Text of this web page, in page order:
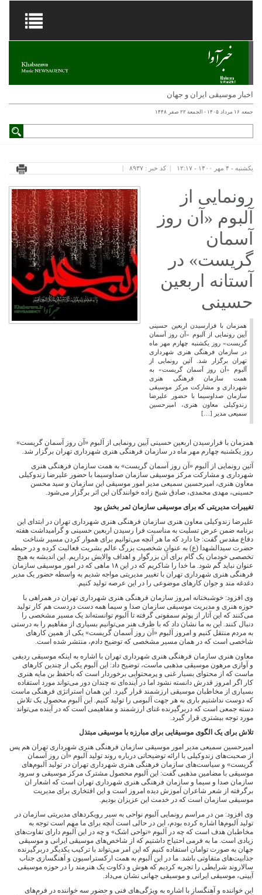
اخبار موسیقی ایران و جهان
جمعه ۱۶ مرداد ۱۴۰۵ - الجمعة ۲۲ صفر ۱۴۴۸
یکشنبه - ۴ مهر ۱۴۰۰ - ۱۲:۱۷ کد خبر : ۸۹۳۷
رونمایی از
آلبوم «آن روز
آسمان
گریست» در
آستانه اربعین
حسینی
همزمان با فرارسیدن اربعین حسینی
آیین رونمایی از آلبوم «آن روز آسمان
گریست» روز یکشنبه چهارم مهر ماه
در سازمان فرهنگی هنری شهرداری
تهران برگزار شد. آئین رونمایی از
آلبوم «آن روز آسمان گریست» به
همت سازمان فرهنگی هنری
شهرداری و مشارکت مرکز موسیقی
سازمان صداوسیما با حضور علیرضا
زندوکیلی معاون هنری، امیرحسین
سمیعی مدیر […]
همزمان با فرارسیدن اربعین حسینی آیین رونمایی از آلبوم «آن روز آسمان گریست»
روز یکشنبه چهارم مهر ماه در سازمان فرهنگی هنری شهرداری تهران برگزار شد.
آئین رونمایی از آلبوم «آن روز آسمان گریست» به همت سازمان فرهنگی هنری
شهرداری و مشارکت مرکز موسیقی سازمان صداوسیما با حضور علیرضا زندوکیلی
معاون هنری، امیرحسین سمیعی مدیر امور موسیقی این سازمان و سید محسن
حسینی، مهدی محمدی، صادق شیخ زاده خوانندگان این اثر برگزار می‌شود.
تغییرات مدیریتی که برای موسیقی سازمان ثمر بخش بود
علیرضا زندوکیلی معاون هنری سازمان فرهنگی هنری شهرداری تهران در ابتدای این
برنامه ضمن عرض تسلیت به مناسبت فرا رسیدن اربعین حسینی و گرامیداشت هفته
دفاع مقدس گفت: جا دارد که ما هر آنچه می‌توانیم برای هموار کردن مسیر شناخت
حضرت سیدالشهدا (ع) به عنوان شخصیت بزرگ عالم بشریت فعالیت کرده و در حیطه
تخصصی خودمان یک گام برای آن بزرگوار و اهداف والایش برداریم. این اندیشه به هیچ
عنوان نباید گم شود. ما خدا را شاکریم که در این ۱۸ ماهی که در امور موسیقی سازمان
فرهنگی هنری شهرداری تهران با تغییر مدیریتی مواجه شدیم به واسطه حضور یک مدیر
دغدغه مند و جوان کارهای موضوعی را در این عرصه تولید کنیم.
وی افزود: خوشبختانه امروز سازمان فرهنگی هنری شهرداری تهران در همراهی با
حوزه هنری و مدیریت موسیقی سازمان صدا و سیما همه دست دردست هم کار تولید
می‌کنند که این آثار از پوئم سمفونی گرفته تا آلبوم توانسته‌اند یک مسیر مشخصی را
دنبال کنند. این به ما نشان داد که با ظرف هنر می‌توانیم بسیاری از مفاهیم را به درستی
به مردم منتقل کنیم و امروز آلبوم «آن روز آسمان گریست» یکی از همین کارهای
شاخصی است که در همان مسیر مشخصی که توضیح دادم، منتشر شده است.
معاون هنری سازمان فرهنگی هنری شهرداری تهران با اشاره به اینکه موسیقی ردیفی
و آوازی مرهون موسیقی مذهبی ماست، توضیح داد: این آلبوم یکی از چندین کارهای
ماست که از محتوای بسیار غنی و پرمحتوایی برخوردار است که باحفظ بن مایه هنری
کار اگر امروز قدرش دانسته نشود اما در آینده‌ای نه چندان دور می‌تواند مورد استفاده
بسیاری از مخاطبان موسیقی ارزشمند قرار گیرد. این همان استراتژی فرهنگی ماست
که دوست نداشتیم باری به هر جهت آلبومی را تولید کنیم. این آلبوم محصول یک تلاش
دسته جمعی است که دربرگیرنده غنای ارزشمند و مفاهیمی است که در آینده می‌تواند
مورد توجه بیشتری قرار گیرد.
تلاش برای یک الگوی موسیقایی برای مبارزه با موسیقی مبتذل
امیرحسین سمیعی مدیر امور موسیقی سازمان فرهنگی هنری شهرداری تهران هم پس
از صحبت‌های زندوکیلی با ارائه توضیحاتی درباره روند تولید آلبوم «آن روز آسمان
گریست» و سیاست‌های سازمان فرهنگی هنری شهرداری تهران در تولید آلبوم‌های
موسیقی با مضامین مذهبی گفت: این آلبوم محصول مشترک مرکز موسیقی و سرود
سازمان صدا و سیما و سازمان فرهنگی هنری شهرداری تهران است که اشعار ان
برگرفته از شعر شاعران آموزش دیده امروز است و این افتخاری برای مدیریت
موسیقی سازمان است که در خدمت این عزیزان بودیم.
وی افزود: من در مراسم رونمایی آلبوم نواحی به سیر رویکردهای مدیریتی سازمان در
تولید آلبوم‌ها اشاره کرده بودم، این در حالی است آنچه برای ما مهم است توجه به
مخاطبان هدف است که چه در آلبوم «نواحی اشک» و چه در این آلبوم دارای تفاوت‌های
زیادی است. ما به فرمی احتیاج داشتیم که از شاخص‌های موسیقی ایرانی و موسیقی
جهان به صورت توامان استفاده کنیم که این امر می‌تواند با ترکیب یکدیگر دربرگیرنده
جذابیت‌های متفاوتی باشد. ما در این آلبوم به همت ارکستراسیون و آهنگسازی جناب
سالاروند شرایطی را تجربه کردیم که هوش و ذکاوت یک هنرمند را در حوزه موسیقی
آیینی، موسیقی ایرانی و موسیقی جهانی نشان می‌داد.
این خواننده و آهنگساز با اشاره به ویژگی‌های فنی و حضور سه خواننده در فرم‌های